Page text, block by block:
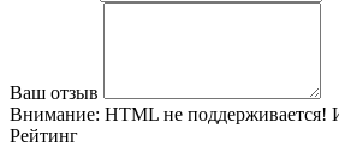
Ваш отзыв
Внимание: HTML не поддерживается!
Рейтинг